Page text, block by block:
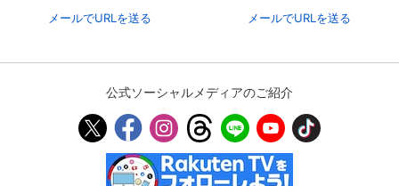
お気に入りに登録した作品を確認できま
サイト内の閲覧履歴を確認できます。履歴
の削除も可能です。
サイト内で表示される作品の表示制限が可
能です。5段階の年齢区分から選択できま
す。
メールでURLを送る メールでURLを送る
公式ソーシャルメディアのご紹介